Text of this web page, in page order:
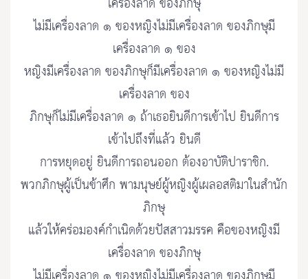
ไม่มีเครื่องลาด ๑ ของหญิงไม่มีเครื่องลาด ของภิกษุมี
เครื่องลาด ๑ ของ
หญิงมีเครื่องลาด ของภิกษุก็มีเครื่องลาด ๑ ของหญิงไม่มี
เครื่องลาด ของ
ภิกษุก็ไม่มีเครื่องลาด ๑ ถ้าเธอยินดีการเข้าไป ยินดีการ
เข้าไปถึงที่แล้ว ยินดี
การหยุดอยู่ ยินดีการถอนออก ต้องอาบัติปาราชิก.
พวกภิกษุผู้เป็นข้าศึก พามนุษย์ผู้หญิงผู้เผลอสติมาในสำนัก
ภิกษุ
แล้วให้คร่อมองค์กำเนิดด้วยปัสสาวมรรค คือของหญิงมี
เครื่องลาด ของภิกษุ